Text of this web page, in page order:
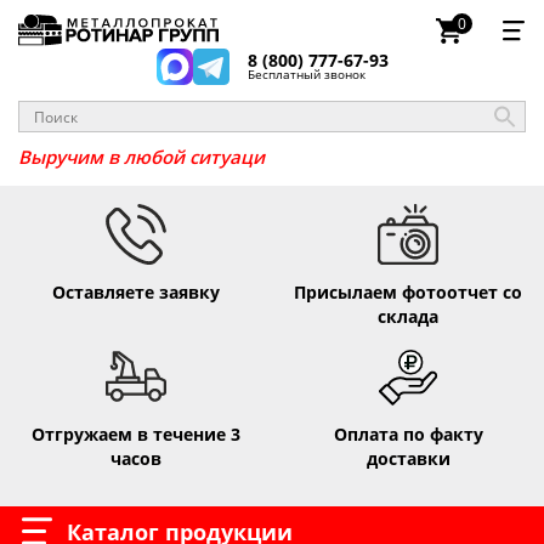
8 (800) 777-67-93
Бесплатный звонок
0
Выручим в любой ситуац _
Оставляете заявку
Присылаем фотоотчет со
склада
Отгружаем в течение 3
часов
Оплата по факту
доставки
Каталог продукции